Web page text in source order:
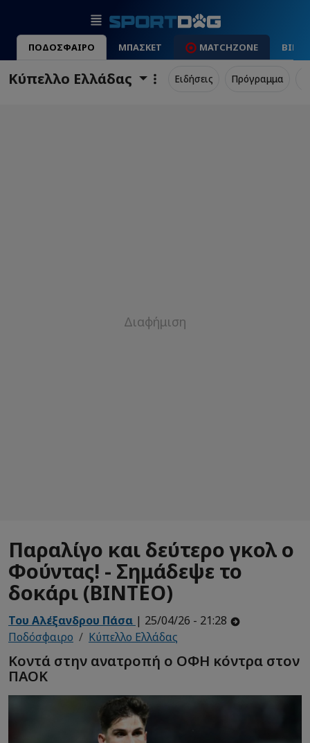
ΠΟΔΟΣΦΑΙΡΟ ΜΠΑΣΚΕΤ MATCHZONE
Κύπελλο Ελλάδας Ειδήσεις Πρόγραμμα
Παραλίγο και δεύτερο γκολ ο
Φούντας! - Σημάδεψε το
δοκάρι (ΒΙΝΤΕΟ)
Του Αλέξανδρου Πάσα | 25/04/26 - 21:28
Ποδόσφαιρο
Κύπελλο Ελλάδας
Κοντά στην ανατροπή ο ΟΦΗ κόντρα στον
ΠΑΟΚ